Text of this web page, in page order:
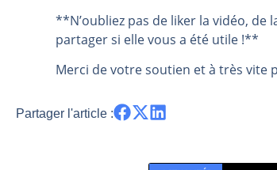
**N’oubliez pas de liker la vidéo,
partager si elle vous a été utile !**
Merci de votre soutien et à très vite
Partager l'article :